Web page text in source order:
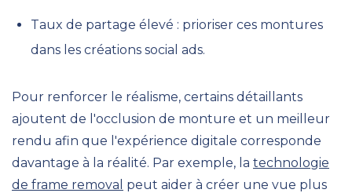
Taux de partage élevé : prioriser ces montures
dans les créations social ads.
Pour renforcer le réalisme, certains détaillants
ajoutent de l'occlusion de monture et un meilleur
rendu afin que l'expérience digitale corresponde
davantage à la réalité. Par exemple, la technologie
de frame removal peut aider à créer une vue plus